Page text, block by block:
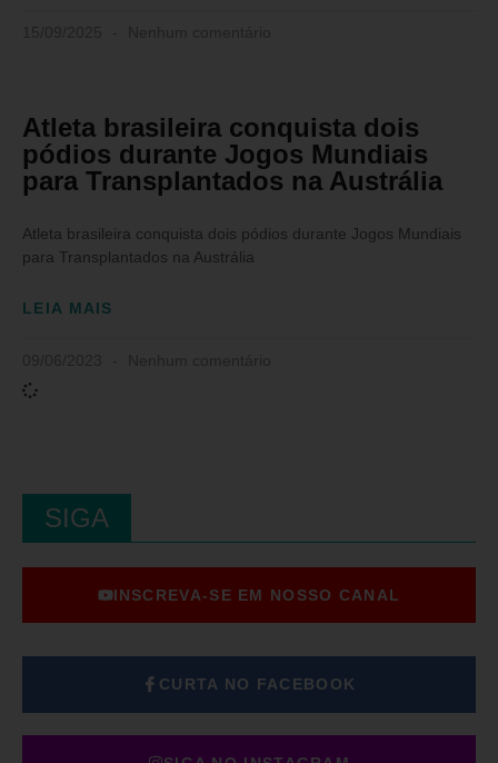
Atleta brasileira conquista dois
pódios durante Jogos Mundiais
para Transplantados na Austrália
Atleta brasileira conquista dois pódios durante Jogos Mundiais
para Transplantados na Austrália
LEIA MAIS
SIGA
INSCREVA-SE EM NOSSO CANAL
CURTA NO FACEBOOK